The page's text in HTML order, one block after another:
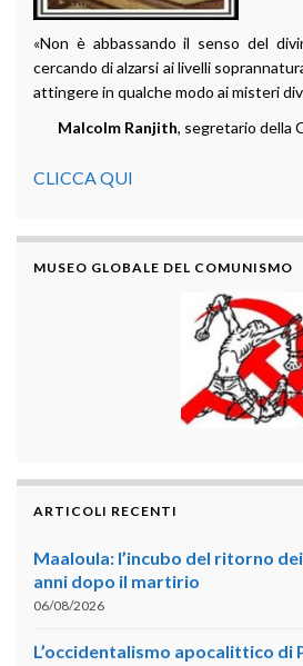
«Non è abbassando il senso del
cercando di alzarsi ai livelli
attingere in qualche modo ai misteri
Malcolm Ranjith, segretario della
CLICCA QUI
MUSEO GLOBALE DEL COMUNISMO
ARTICOLI RECENTI
Maaloula: l’incubo del ritorno
anni dopo il martirio
06/08/2026
L’occidentalismo apocalittico di